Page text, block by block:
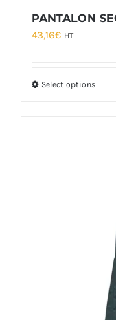
PANTALON
43,16€ HT
Select options